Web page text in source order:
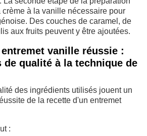
à la vanille nécessaire pour
Des couches de caramel, de
aux fruits peuvent y être ajoutées.
vanille réussie :
de qualité à la technique de
des ingrédients utilisés jouent un
de la recette d'un entremet
: